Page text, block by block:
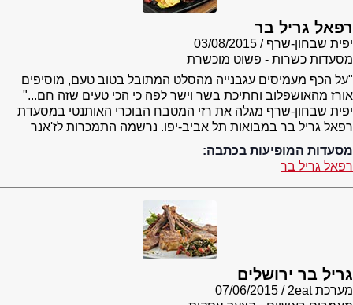
רפאל גריל בר
יפית שבחון-שרף
03/08/2015
מסעדות כשרות - פשוט מוכשרת
"על הכף מעמיסים עגבנייה מהסלט המתובל בטוב טעם, מוסיפים
אורז מהאושפלוב וחתיכת בשר וישר לפה כי הכי טעים שזה חם..."
יפית שבחון-שרף מגלה את רזי המטבח הבוכרי האותנטי במסעדת
רפאל גריל בר במבואות תל אביב-יפו. נרשמה התמכרות לז'אנר
מסעדות המופיעות בכתבה:
רפאל גריל בר
גריל בר ירושלים
מערכת 2eat
07/06/2015